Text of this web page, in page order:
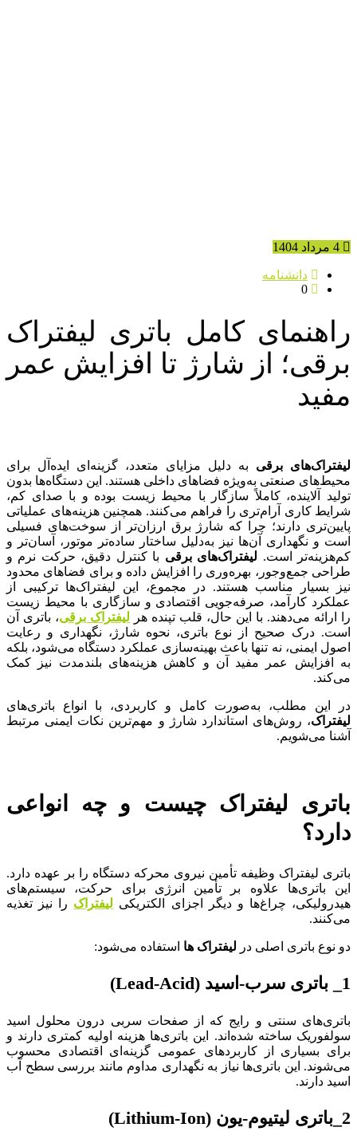
دانشنامه
0
راهنمای کامل باتری لیفتراک
برقی؛ از شارژ تا افزایش عمر
مفید
لیفتراک‌های برقی به دلیل مزایای متعدد، گزینه‌ای ایده‌آل برای
محیط‌های صنعتی به‌ویژه فضاهای داخلی هستند. این دستگاه‌ها بدون
تولید آلاینده، کاملاً سازگار با محیط زیست بوده و با صدای کم،
شرایط کاری آرام‌تری را فراهم می‌کنند. همچنین هزینه‌های عملیاتی
پایین‌تری دارند؛ چرا که شارژ برق ارزان‌تر از سوخت‌های فسیلی
است و نگهداری آن‌ها نیز به‌دلیل ساختار ساده‌تر موتور، آسان‌تر و
کم‌هزینه‌تر است. لیفتراک‌های برقی با کنترل دقیق، حرکت نرم و
طراحی جمع‌وجور، بهره‌وری را افزایش داده و برای فضاهای محدود
نیز بسیار مناسب هستند. در مجموع، این لیفتراک‌ها ترکیبی از
عملکرد کارآمد، صرفه‌جویی اقتصادی و سازگاری با محیط زیست
را ارائه می‌دهند. با این حال، قلب تپنده هر لیفتراک برقی، باتری آن
است. درک صحیح از نوع باتری، نحوه شارژ، نگهداری و رعایت
اصول ایمنی، نه تنها باعث بهینه‌سازی عملکرد دستگاه می‌شود، بلکه
به افزایش عمر مفید آن و کاهش هزینه‌های بلندمدت نیز کمک
می‌کند.
در این مطلب، به‌صورت کامل و کاربردی، با انواع باتری‌های
لیفتراک، روش‌های استاندارد شارژ و مهم‌ترین نکات ایمنی مرتبط
آشنا می‌شویم.
باتری لیفتراک چیست و چه انواعی
دارد؟
باتری لیفتراک وظیفه تأمین نیروی محرکه دستگاه را بر عهده دارد.
این باتری‌ها علاوه بر تأمین انرژی برای حرکت، سیستم‌های
هیدرولیکی، چراغ‌ها و دیگر اجزای الکتریکی لیفتراک‌ را نیز تغذیه
می‌کنند.
دو نوع باتری اصلی در لیفتراک ها استفاده می‌شود:
1 باتری سرب-اسید (Lead-Acid)
باتری‌های سنتی و رایج که از صفحات سربی درون محلول اسید
سولفوریک ساخته شده‌اند. این باتری‌ها هزینه اولیه کمتری دارند و
برای بسیاری از کاربردهای عمومی گزینه‌ای اقتصادی محسوب
می‌شوند. این باتری‌ها نیاز به نگهداری مداوم مانند بررسی سطح آب
اسید دارند.
2 باتری لیتیوم-یون (Lithium-Ion)